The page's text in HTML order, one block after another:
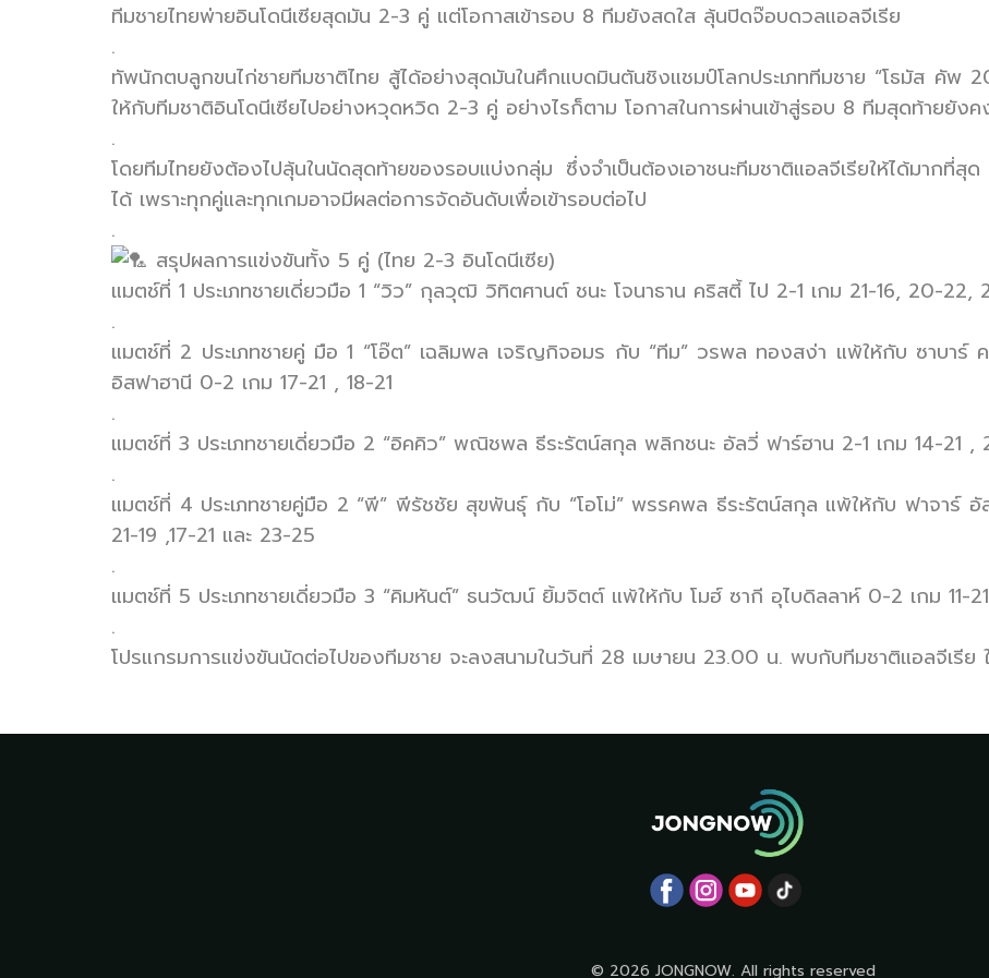
ทีมชายไทยพ่ายอินโดนีเซียสุดมัน 2-3 คู่ แต่โอกาสเข้ารอบ 8 ทีมยังสดใส ลุ้นปิดจ๊อบดวลแอลจีเรีย
.
ทัพนักตบลูกขนไก่ชายทีมชาติไทย สู้ได้อย่างสุดมันในศึกแบดมินตันชิงแชมป์โลกประเภททีมชาย “โธมัส คัพ
ให้กับทีมชาติอินโดนีเซียไปอย่างหวุดหวิด 2-3 คู่ อย่างไรก็ตาม โอกาสในการผ่านเข้าสู่รอบ 8 ทีมสุดท้ายยังค
.
โดยทีมไทยยังต้องไปลุ้นในนัดสุดท้ายของรอบแบ่งกลุ่ม ซึ่งจำเป็นต้องเอาชนะทีมชาติแอลจีเรียให้ได้มากที่สุ
ได้ เพราะทุกคู่และทุกเกมอาจมีผลต่อการจัดอันดับเพื่อเข้ารอบต่อไป
.
สรุปผลการแข่งขันทั้ง 5 คู่ (ไทย 2-3 อินโดนีเซีย)
แมตช์ที่ 1 ประเภทชายเดี่ยวมือ 1 “วิว” กุลวุฒิ วิทิตศานต์ ชนะ โจนาธาน คริสตี้ ไป 2-1 เกม 21-16, 20-22,
.
แมตช์ที่ 2 ประเภทชายคู่ มือ 1 “โอ๊ต” เฉลิมพล เจริญกิจอมร กับ “ทีม” วรพล ทองสง่า แพ้ให้กับ ซาบาร์
อิสฟาฮานี 0-2 เกม 17-21 , 18-21
.
แมตช์ที่ 3 ประเภทชายเดี่ยวมือ 2 “อิคคิว” พณิชพล ธีระรัตน์สกุล พลิกชนะ อัลวี่ ฟาร์ฮาน 2-1 เกม 14-21 ,
.
แมตช์ที่ 4 ประเภทชายคู่มือ 2 “พี” พีรัชชัย สุขพันธุ์ กับ “โอโม่” พรรคพล ธีระรัตน์สกุล แพ้ให้กับ ฟาจาร์ อั
21-19 ,17-21 และ 23-25
.
แมตช์ที่ 5 ประเภทชายเดี่ยวมือ 3 “คิมหันต์” ธนวัฒน์ ยิ้มจิตต์ แพ้ให้กับ โมฮ์ ซากี อุไบดิลลาห์ 0-2 เกม 11-
.
โปรแกรมการแข่งขันนัดต่อไปของทีมชาย จะลงสนามในวันที่ 28 เมษายน 23.00 น. พบกับทีมชาติแอลจีเรี
© 2026 JONGNOW. All rights reserved